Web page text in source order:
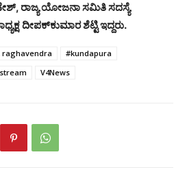
ರಾಜ್ಯ ಯೋಜನಾ ಸಮಿತಿ ಸದಸ್ಯೆ
ದೀಪಕ್‍ಕುಮಾರ ಶೆಟ್ಟಿ ಇದ್ದರು.
raghavendra
#kundapura
V4News